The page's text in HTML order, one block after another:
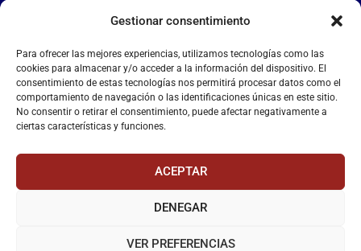
Gestionar consentimiento
Para ofrecer las mejores experiencias, utilizamos tecnologías como las
cookies para almacenar y/o acceder a la información del dispositivo. El
consentimiento de estas tecnologías nos permitirá procesar datos como el
comportamiento de navegación o las identificaciones únicas en este sitio.
No consentir o retirar el consentimiento, puede afectar negativamente a
ciertas características y funciones.
ACEPTAR
DENEGAR
VER PREFERENCIAS
LA FALANGE
Reproductor
de
vídeo